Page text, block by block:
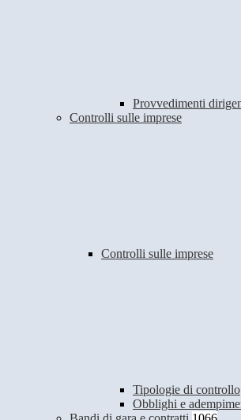
Provvedimenti
Controlli sulle imprese
Controlli sulle imprese
Tipologie di controllo
Obblighi e